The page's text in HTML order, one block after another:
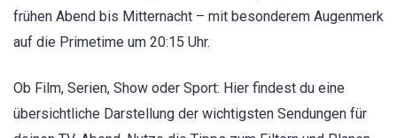
frühen Abend bis Mitternacht – mit besonderem Augenmerk
auf die Primetime um 20:15 Uhr.
Ob Film, Serien, Show oder Sport: Hier findest du eine
übersichtliche Darstellung der wichtigsten Sendungen für